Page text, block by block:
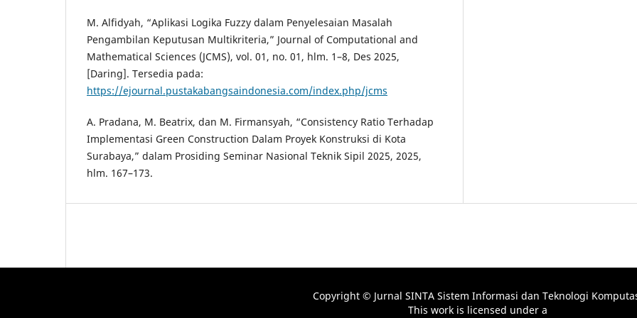
M. Alfidyah, “Aplikasi Logika Fuzzy dalam Penyelesaian Masalah
Pengambilan Keputusan Multikriteria,” Journal of Computational and
Mathematical Sciences (JCMS), vol. 01, no. 01, hlm. 1–8, Des 2025,
[Daring]. Tersedia pada:
https://ejournal.pustakabangsaindonesia.com/index.php/jcms
A. Pradana, M. Beatrix, dan M. Firmansyah, “Consistency Ratio Terhadap
Implementasi Green Construction Dalam Proyek Konstruksi di Kota
Surabaya,” dalam Prosiding Seminar Nasional Teknik Sipil 2025, 2025,
hlm. 167–173.
Copyright © Jurnal SINTA Sistem Informasi dan Teknologi
This work is licensed under a